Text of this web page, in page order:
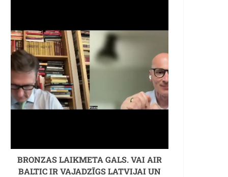
BRONZAS LAIKMETA GALS. VAI AIR
BALTIC IR VAJADZĪGS LATVIJAI UN